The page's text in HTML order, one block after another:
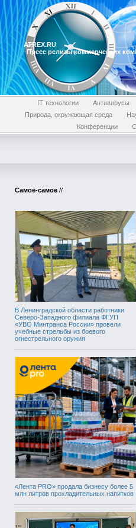
ATREX.RU
Пресс релизы коммерческих
IT технологии Антивирусы
Природа, окружающая среда
Конференции
Самое-самое //
В Ленинградской области работники
Северо-Западного филиала ФГУП
«УВО Минтранса России» провели
учебные стрельбы из боевого
огнестрельного оружия
«Лента PRO» продала бизнесу более 5
млн литров прохладительных напитков